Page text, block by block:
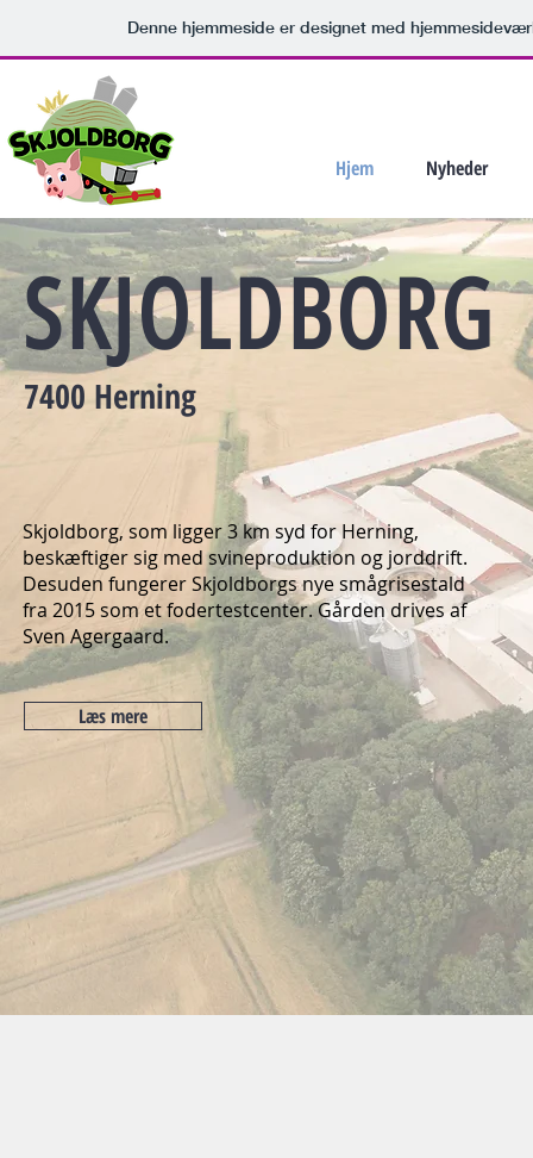
Denne hjemmeside er designet med
Hjem Nyheder
SKJOLDBORG
Skjoldborg, som ligger 3 km syd for Herning,
beskæftiger sig med svineproduktion og jorddrift.
Desuden fungerer Skjoldborgs nye smågrisestald
fra 2015 som et fodertestcenter. Gården drives af
Sven Agergaard.
7400 Herning
Læs mere